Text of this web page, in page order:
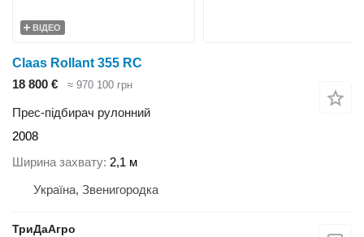
ВІДЕО
Claas Rollant 355 RC
18 800 €
≈ 970 100 грн
Прес-підбирач рулонний
2008
Ширина захвату 2,1 м
Україна, Звенигородка
ТриДаАгро